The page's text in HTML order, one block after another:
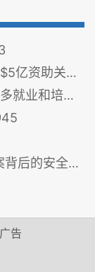
关键教育项目
和培训机会
的安全隐患
告